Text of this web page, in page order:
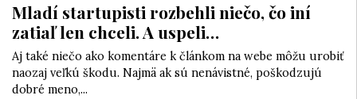
Mladí startupisti rozbehli niečo, čo iní
zatiaľ len chceli. A uspeli…
Aj také niečo ako komentáre k článkom na webe môžu urobiť
naozaj veľkú škodu. Najmä ak sú nenávistné, poškodzujú
dobré meno,...